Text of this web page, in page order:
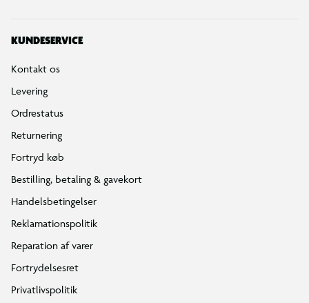
KUNDESERVICE
Kontakt os
Levering
Ordrestatus
Returnering
Fortryd køb
Bestilling, betaling & gavekort
Handelsbetingelser
Reklamationspolitik
Reparation af varer
Fortrydelsesret
Privatlivspolitik